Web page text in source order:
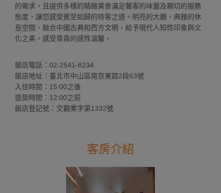
的需求，且提供多樣的精緻美食滿足饕客的味蕾及親切的服務
態度，讓您感受賓至如歸的待客之道。明亮的大廳，典雅的休
息空間，融合中國古典和西方文明，給予現代人知性印象與文
化之美，感受尊貴的感性溫馨。
飯店電話：02-2541-8234
飯店地址：臺北市中山區南京東路2段63號
入住時間：15:00之後
退房時間：12:00之前
飯店登記號：交觀業字第1332號
客房介紹